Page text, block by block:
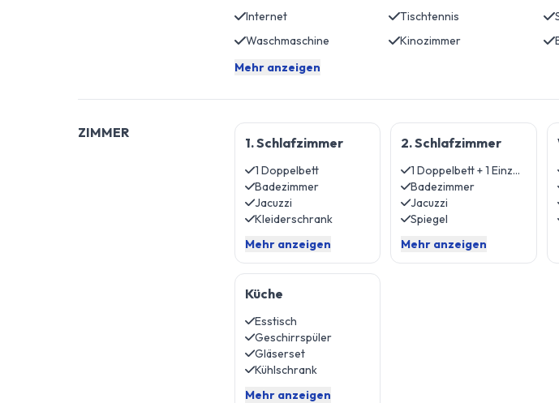
Internet
Tischtennis
Waschmaschine
Kinozimmer
Mehr anzeigen
ZIMMER
1. Schlafzimmer
1 Doppelbett
Badezimmer
Jacuzzi
Kleiderschrank
Mehr anzeigen
2. Schlafzimmer
1 Doppelbett + 1 Einzelbett
Badezimmer
Jacuzzi
Spiegel
Mehr anzeigen
Küche
Esstisch
Geschirrspüler
Gläserset
Kühlschrank
Mehr anzeigen